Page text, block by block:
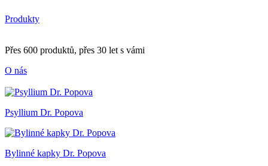
Produkty
Přes 600 produktů, přes 30 let s vámi
O nás
Psyllium Dr. Popova
Bylinné kapky Dr. Popova